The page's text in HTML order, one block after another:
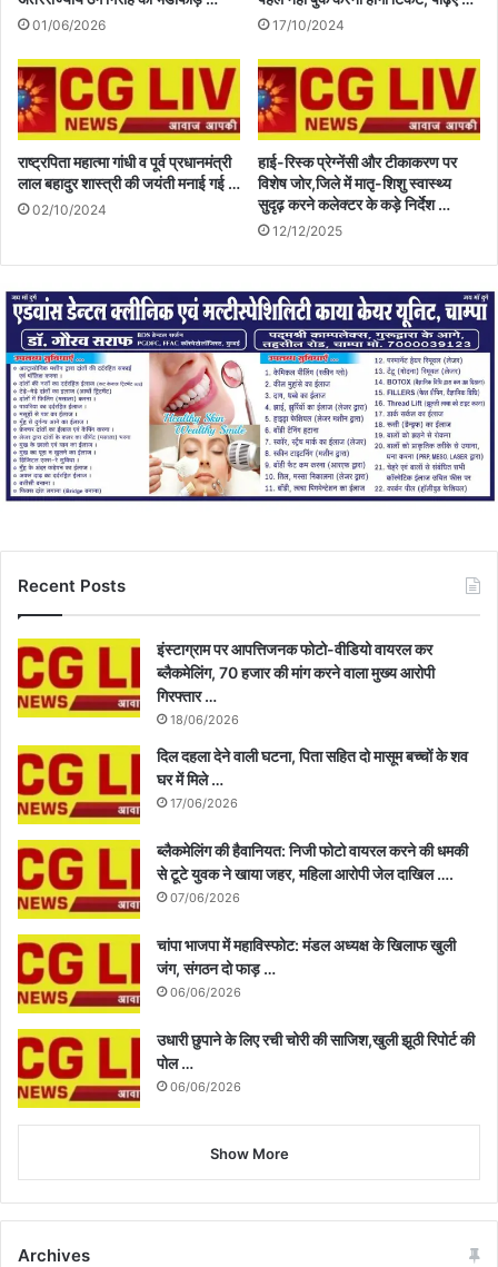
01/06/2026 17/10/2024
राष्ट्रपिता महात्मा गांधी व पूर्व प्रधानमंत्री
लाल बहादुर शास्त्री की जयंती मनाई गई …
02/10/2024
हाई-रिस्क प्रेग्नेंसी और टीकाकरण पर
विशेष जोर,जिले में मातृ-शिशु स्वास्थ्य
सुदृढ़ करने कलेक्टर के कड़े निर्देश …
12/12/2025
Recent Posts
इंस्टाग्राम पर आपत्तिजनक फोटो-वीडियो वायरल कर
ब्लैकमेलिंग, 70 हजार की मांग करने वाला मुख्य आरोपी
गिरफ्तार …
18/06/2026
दिल दहला देने वाली घटना, पिता सहित दो मासूम बच्चों के शव
घर में मिले …
17/06/2026
ब्लैकमेलिंग की हैवानियत: निजी फोटो वायरल करने की धमकी
से टूटे युवक ने खाया जहर, महिला आरोपी जेल दाखिल ….
07/06/2026
चांपा भाजपा में महाविस्फोट: मंडल अध्यक्ष के खिलाफ खुली
जंग, संगठन दो फाड़ …
06/06/2026
उधारी छुपाने के लिए रची चोरी की साजिश,खुली झूठी रिपोर्ट की
पोल …
06/06/2026
Show More
Archives